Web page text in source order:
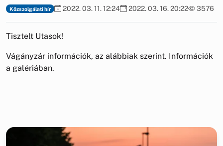
Közszolgálati hír 2022. 03. 11. 12:24 2022. 03. 16. 20:22 3576
Tisztelt Utasok!
Vágányzár információk, az alábbiak szerint. Információk
a galériában.